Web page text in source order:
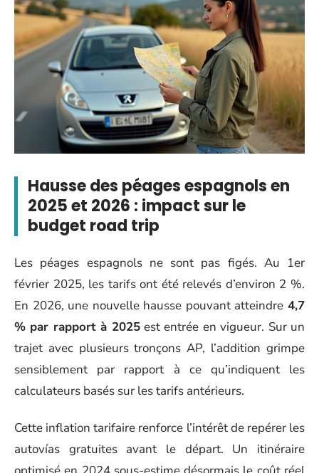
Hausse des péages espagnols en
2025 et 2026 : impact sur le
budget road trip
Les péages espagnols ne sont pas figés. Au 1er
février 2025, les tarifs ont été relevés d’environ 2 %.
En 2026, une nouvelle hausse pouvant atteindre 4,7
% par rapport à 2025est entrée en vigueur. Sur un
trajet avec plusieurs tronçons AP, l’addition grimpe
sensiblement par rapport à ce qu’indiquent les
calculateurs basés sur les tarifs antérieurs.
Cette inflation tarifaire renforce l’intérêt de repérer les
autovías gratuites avant le départ. Un itinéraire